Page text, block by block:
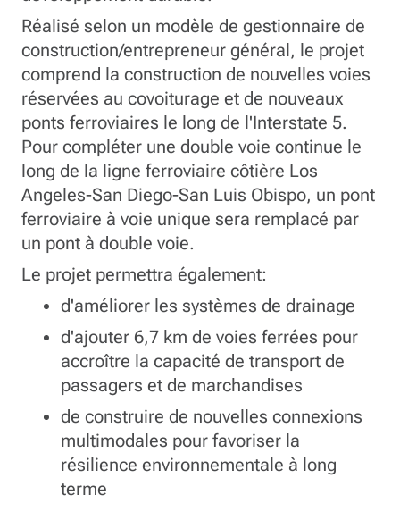
Réalisé selon un modèle de gestionnaire de
construction/entrepreneur général, le projet
comprend la construction de nouvelles voies
réservées au covoiturage et de nouveaux
ponts ferroviaires le long de l'Interstate 5.
Pour compléter une double voie continue le
long de la ligne ferroviaire côtière Los
Angeles-San Diego-San Luis Obispo, un pont
ferroviaire à voie unique sera remplacé par
un pont à double voie.
Le projet permettra également:
d'améliorer les systèmes de drainage
d'ajouter 6,7 km de voies ferrées pour
accroître la capacité de transport de
passagers et de marchandises
de construire de nouvelles connexions
multimodales pour favoriser la
résilience environnementale à long
terme